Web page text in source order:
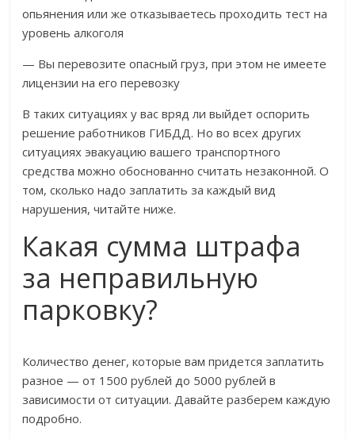
опьянения или же отказываетесь проходить тест на
уровень алкоголя
— Вы перевозите опасный груз, при этом не имеете
лицензии на его перевозку
В таких ситуациях у вас вряд ли выйдет оспорить
решение работников ГИБДД. Но во всех других
ситуациях эвакуацию вашего транспортного
средства можно обоснованно считать незаконной. О
том, сколько надо заплатить за каждый вид
нарушения, читайте ниже.
Какая сумма штрафа
за неправильную
парковку?
Количество денег, которые вам придется заплатить
разное — от 1500 рублей до 5000 рублей в
зависимости от ситуации. Давайте разберем каждую
подробно.